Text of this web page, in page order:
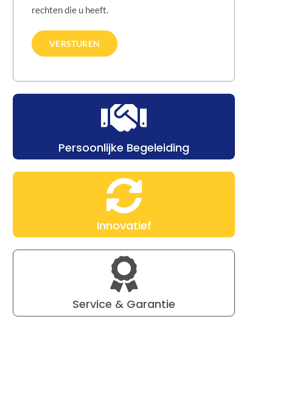
Duurzame
kleedkamers voor
T.S.V. Theole
rechten die u heeft.
Persoonlijke Begeleiding
Innovatief
Service & Garantie